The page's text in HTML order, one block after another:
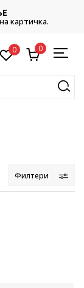
картичка.
0 0
Филтери